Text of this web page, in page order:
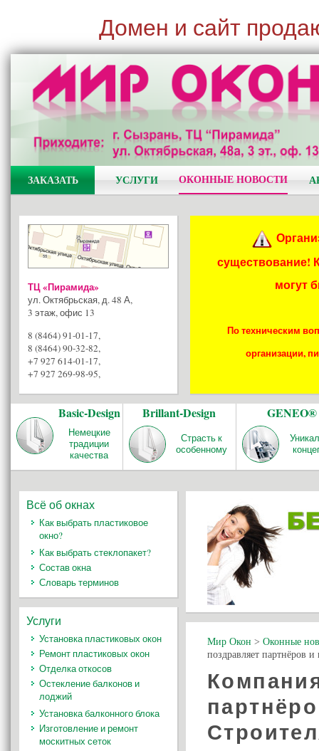
Домен и сайт
ЗАКАЗАТЬ УСЛУГИ ОКОННЫЕ НОВОСТИ
ТЦ «Пирамида»
ул. Октябрьская, д. 48 А,
3 этаж, офис 13
8 (8464) 91-01-17,
8 (8464) 90-32-82,
+7 927 614-01-17,
+7 927 269-98-95,
существование!
могут
По техническим
организации,
Basic-Design
Немецкие
традиции
качества
Brillant-Design
Страсть к
особенному
GENEO®
Мир Окон > Оконные
поздравляет партнёров
Всё об окнах
Как выбрать пластиковое
окно?
Как выбрать стеклопакет?
Состав окна
Словарь терминов
Услуги
Установка пластиковых окон
Ремонт пластиковых окон
Отделка откосов
Остекление балконов и
лоджий
Установка балконного блока
Изготовление и ремонт
москитных сеток